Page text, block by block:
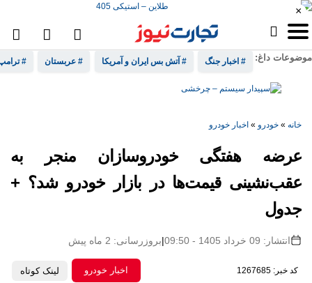
موضوعات داغ: # اخبار جنگ # آتش بس ایران و آمریکا # عربستان #
×
خانه » خودرو » اخبار خودرو
عرضه هفتگی خودروسازان منجر به
عقب‌نشینی قیمت‌ها در بازار خودرو شد؟ +
جدول
انتشار: 09 خرداد 1405 - 09:50 |بروزرسانی: 2 ماه پیش
کد خبر: 1267685 اخبار خودرو لینک کوتاه